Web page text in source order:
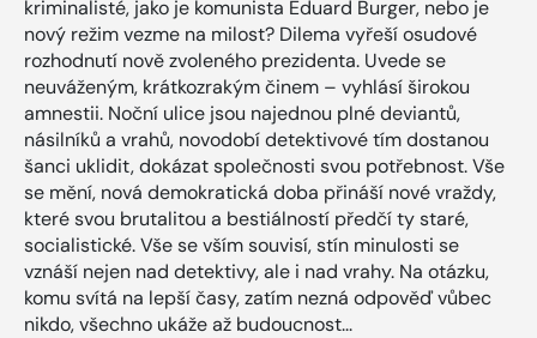
kriminalisté, jako je komunista Eduard Burger, nebo je
nový režim vezme na milost? Dilema vyřeší osudové
rozhodnutí nově zvoleného prezidenta. Uvede se
neuváženým, krátkozrakým činem – vyhlásí širokou
amnestii. Noční ulice jsou najednou plné deviantů,
násilníků a vrahů, novodobí detektivové tím dostanou
šanci uklidit, dokázat společnosti svou potřebnost. Vše
se mění, nová demokratická doba přináší nové vraždy,
které svou brutalitou a bestiálností předčí ty staré,
socialistické. Vše se vším souvisí, stín minulosti se
vznáší nejen nad detektivy, ale i nad vrahy. Na otázku,
komu svítá na lepší časy, zatím nezná odpověď vůbec
nikdo, všechno ukáže až budoucnost...